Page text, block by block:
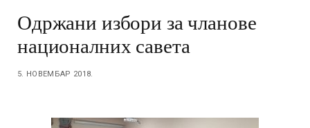
Одржани избори за чланове
националних савета
5. НОВЕМБАР 2018.